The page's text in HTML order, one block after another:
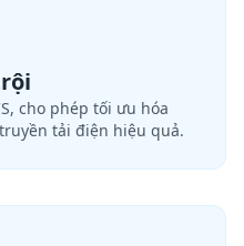
cho phép tối ưu hóa
tải điện hiệu quả.